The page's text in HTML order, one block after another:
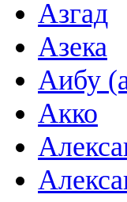
Азгад
Азека
Аибу
Акко